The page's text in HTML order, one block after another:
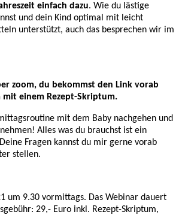
einfach dazu. Wie du lästige
und dein Kind optimal mit leicht
unterstützt, auch das besprechen wir im
zoom, du bekommst den Link vorab
mit einem Rezept-Skriptum.
mit dem Baby nachgehen und
Alles was du brauchst ist ein
Fragen kannst du mir gerne vorab
stellen.
um 9.30 vormittags. Das Webinar dauert
29,- Euro inkl. Rezept-Skriptum,